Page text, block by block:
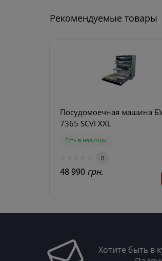
Рекомендуемые товары
Посудомоечная машина
7365 SCVI XXL
Есть в наличии
0
48 990 грн.
Хотите быть в